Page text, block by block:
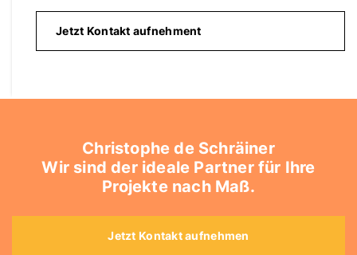
Jetzt Kontakt aufnehment
Christophe de Schräiner
Wir sind der ideale Partner für Ihre
Projekte nach Maß.
Jetzt Kontakt aufnehmen